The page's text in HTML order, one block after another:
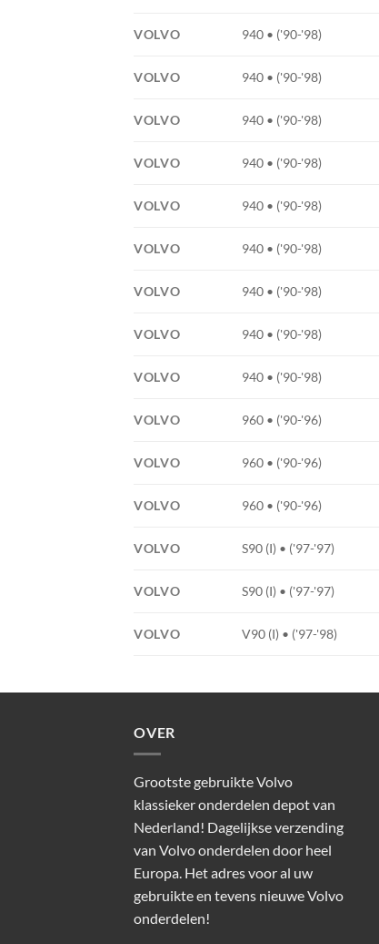
VOLVO 940 • ('90-'98)
VOLVO 940 • ('90-'98)
VOLVO 940 • ('90-'98)
VOLVO 940 • ('90-'98)
VOLVO 940 • ('90-'98)
VOLVO 940 • ('90-'98)
VOLVO 940 • ('90-'98)
VOLVO 940 • ('90-'98)
VOLVO 940 • ('90-'98)
VOLVO 960 • ('90-'96)
VOLVO 960 • ('90-'96)
VOLVO 960 • ('90-'96)
VOLVO S90 (I) • ('97-'97)
VOLVO S90 (I) • ('97-'97)
VOLVO V90 (I) • ('97-'98)
OVER
Grootste gebruikte Volvo
klassieker onderdelen depot van
Nederland! Dagelijkse verzending
van Volvo onderdelen door heel
Europa. Het adres voor al uw
gebruikte en tevens nieuwe Volvo
onderdelen!